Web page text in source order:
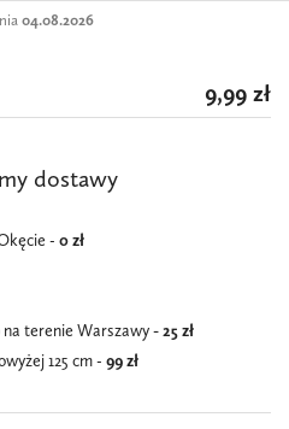
04.08.2026
dostawy
- 0 zł
terenie Warszawy- 25 zł
125 cm - 99 zł
9,99 zł